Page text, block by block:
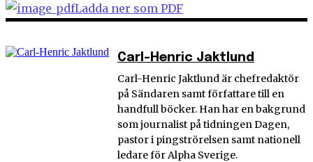
Ladda ner som PDF
Carl-Henric Jaktlund
Carl-Henric Jaktlund är chefredaktör
på Sändaren samt författare till en
handfull böcker. Han har en bakgrund
som journalist på tidningen Dagen,
pastor i pingströrelsen samt nationell
ledare för Alpha Sverige.